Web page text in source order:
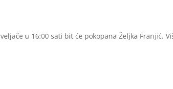
u 16:00 sati bit će pokopana Željka Franjić.